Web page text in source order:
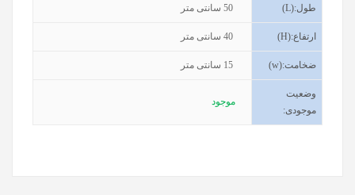
طول(L):
50 سانتی متر
ارتفاع(H):
ضخامت(w):
15 سانتی متر
وضعیت
موجودی:
موجود